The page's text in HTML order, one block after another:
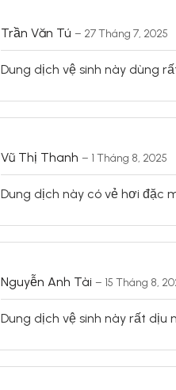
Trần Văn Tú– 27 Tháng 7, 2025
Dung dịch vệ sinh này dùng
Vũ Thị Thanh– 1 Tháng 8, 2025
Dung dịch này có vẻ hơi đặc
Nguyễn Anh Tài– 15 Tháng 8,
Dung dịch vệ sinh này rất dịu